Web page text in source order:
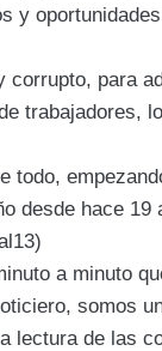
y
para
trabajadores,
todo,
desde hace
a minuto
somos
lectura de las